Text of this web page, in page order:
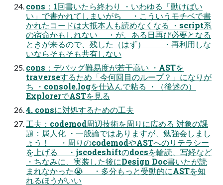
cons：1回書いたら終わり ・いわゆる「動けばい
い」で書かれてしまいがち ・こういうモチベで書
かれたコードは大抵本人も読めなくなる ・script系
の宿命かもしれない ・が、ある日再び必要となる
ときが来るので、残した（はず） ・再利用しな
いならそもそも共有しない
cons：デバッグ難易度が若干高い ・ASTを
traverseするため「今何回目のループ？」になりが
ち ・console.logを仕込んで粘る ・（後述の）
ExplorerでASTを見る
4. consに対処するための工夫
工夫：codemod周辺技術を周りに広める 対象の課
題：属人化 ・一般論ではありますが、勉強会しまし
ょう！ ・周りのcodemodやASTへのリテラシー
を上げる ・jscodeshiftのdocsを輪読、写経など
・ちなみに、実装した後にDesign Doc書いたが読
まれなかった😭 ・多分もっと受動的にASTを知
れるほうがいい